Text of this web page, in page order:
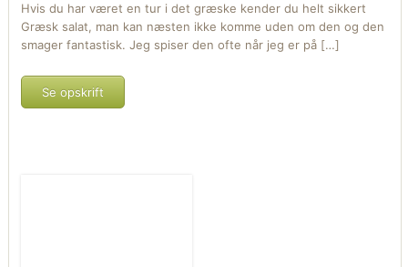
Hvis du har været en tur i det græske kender du helt sikkert
Græsk salat, man kan næsten ikke komme uden om den og den
smager fantastisk. Jeg spiser den ofte når jeg er på […]
Se opskrift